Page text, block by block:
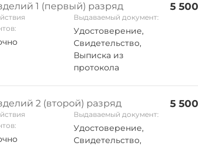
1 (первый) разряд
Выдаваемый документ:
Удостоверение,
Свидетельство,
Выписка из
протокола
5
2 (второй) разряд
Выдаваемый документ:
Удостоверение,
Свидетельство,
5